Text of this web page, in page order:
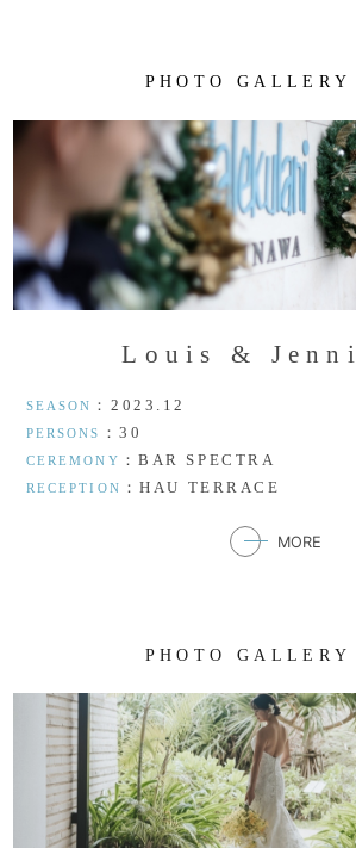
P HO TO GA L LE RY
L o ui s & J enn i
SEASON ：2023.12
PERSONS ：30
CEREMONY ：BAR SPECTRA
RECEPTION ：HAU TERRACE
MORE
P HO TO G A L LE R Y